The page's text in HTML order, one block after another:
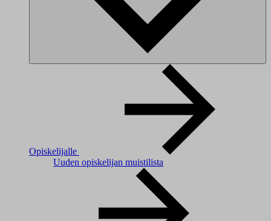
Opiskelijalle
Uuden opiskelijan muistilista